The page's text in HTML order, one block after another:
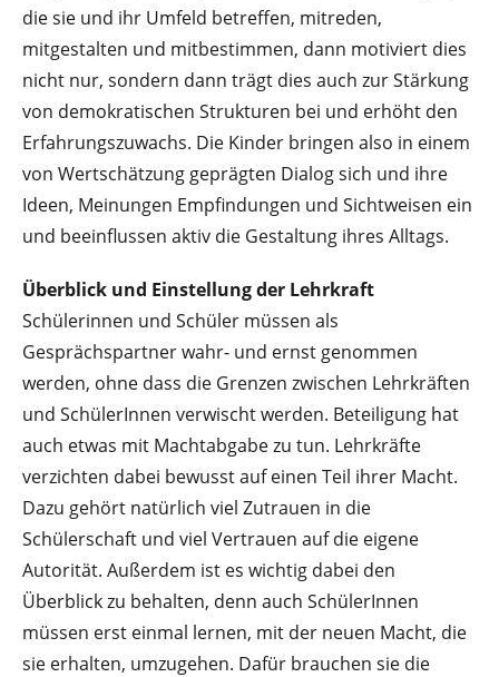
die sie und ihr Umfeld betreffen, mitreden,
mitgestalten und mitbestimmen, dann motiviert dies
nicht nur, sondern dann trägt dies auch zur Stärkung
von demokratischen Strukturen bei und erhöht den
Erfahrungszuwachs. Die Kinder bringen also in einem
von Wertschätzung geprägten Dialog sich und ihre
Ideen, Meinungen Empfindungen und Sichtweisen ein
und beeinflussen aktiv die Gestaltung ihres Alltags.
Überblick und Einstellung der Lehrkraft
Schülerinnen und Schüler müssen als
Gesprächspartner wahr- und ernst genommen
werden, ohne dass die Grenzen zwischen Lehrkräften
und SchülerInnen verwischt werden. Beteiligung hat
auch etwas mit Machtabgabe zu tun. Lehrkräfte
verzichten dabei bewusst auf einen Teil ihrer Macht.
Dazu gehört natürlich viel Zutrauen in die
Schülerschaft und viel Vertrauen auf die eigene
Autorität. Außerdem ist es wichtig dabei den
Überblick zu behalten, denn auch SchülerInnen
müssen erst einmal lernen, mit der neuen Macht, die
sie erhalten, umzugehen. Dafür brauchen sie die